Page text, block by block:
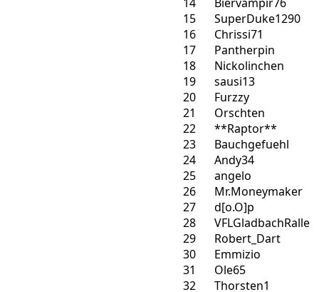
15
SuperDuke1290
16
Chrissi71
17
Pantherpin
18
Nickolinchen
19
sausi13
20
Furzzy
21
Orschten
22
**Raptor**
23
Bauchgefuehl
24
Andy34
25
angelo
26
Mr.Moneymaker
27
d[o.O]p
28
VFLGladbachRalle
29
Robert_Dart
30
Emmizio
31
Ole65
32
Thorsten1